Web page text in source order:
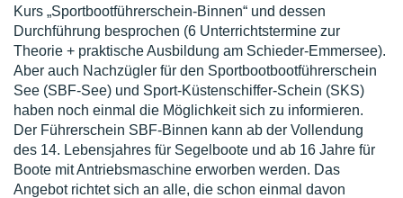
Kurs „Sportbootführerschein-Binnen“ und dessen
Durchführung besprochen (6 Unterrichtstermine zur
Theorie + praktische Ausbildung am Schieder-Emmersee).
Aber auch Nachzügler für den Sportbootbootführerschein
See (SBF-See) und Sport-Küstenschiffer-Schein (SKS)
haben noch einmal die Möglichkeit sich zu informieren.
Der Führerschein SBF-Binnen kann ab der Vollendung
des 14. Lebensjahres für Segelboote und ab 16 Jahre für
Boote mit Antriebsmaschine erworben werden. Das
Angebot richtet sich an alle, die schon einmal davon